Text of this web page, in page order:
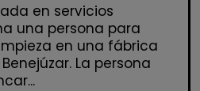
en servicios
una persona para
en una fábrica
La persona